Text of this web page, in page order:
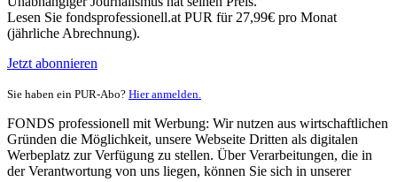
Lesen Sie fondsprofessionell.at PUR für 27,99€ pro Monat
(jährliche Abrechnung).
Jetzt abonnieren
Sie haben ein PUR-Abo? Hier anmelden.
FONDS professionell mit Werbung: Wir nutzen aus wirtschaftlichen
Gründen die Möglichkeit, unsere Webseite Dritten als digitalen
Werbeplatz zur Verfügung zu stellen. Über Verarbeitungen, die in
der Verantwortung von uns liegen, können Sie sich in unserer